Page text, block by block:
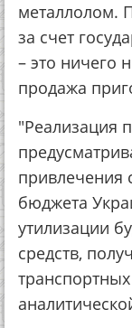
металлолом.
за счет
– это ничего
продажа
"Реализация
привлечения
бюджета
утилизации
средств,